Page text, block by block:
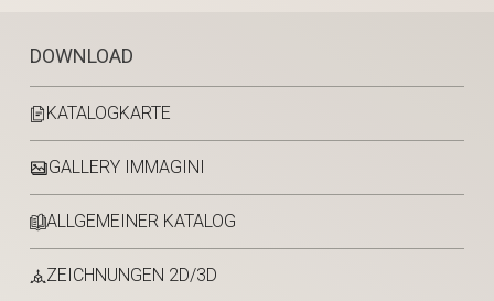
DOWNLOAD
KATALOGKARTE
GALLERY IMMAGINI
ALLGEMEINER KATALOG
ZEICHNUNGEN 2D/3D